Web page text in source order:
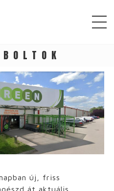
új, friss